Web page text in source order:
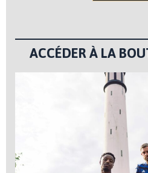
ACCÉDER À LA